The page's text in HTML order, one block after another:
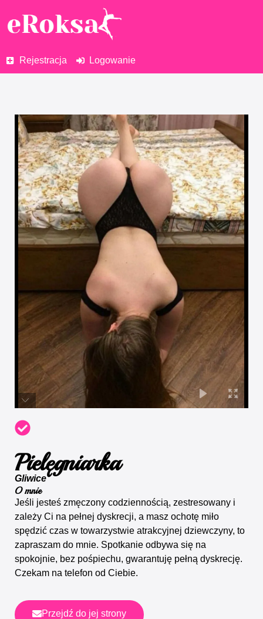
Rejestracja Logowanie
Pielęgniarka
Gliwice
O mnie
Jeśli jesteś zmęczony codziennością, zestresowany i
zależy Ci na pełnej dyskrecji, a masz ochotę miło
spędzić czas w towarzystwie atrakcyjnej dziewczyny, to
zapraszam do mnie. Spotkanie odbywa się na
spokojnie, bez pośpiechu, gwarantuję pełną dyskrecję.
Czekam na telefon od Ciebie.
Przejdź do jej strony